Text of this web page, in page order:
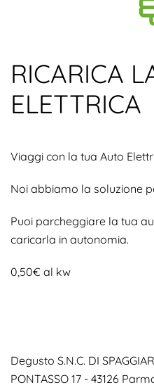
RICARICA
ELETTRICA
Viaggi con la tua Auto
Noi abbiamo la soluzione
Puoi parcheggiare la tua
caricarla in autonomia.
0,50€ al kw
Degusto S.N.C. DI
PONTASSO 17 - 43126